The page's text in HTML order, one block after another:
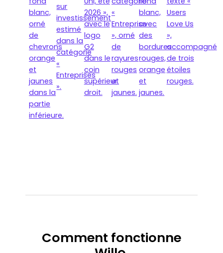
Comment fonctionne